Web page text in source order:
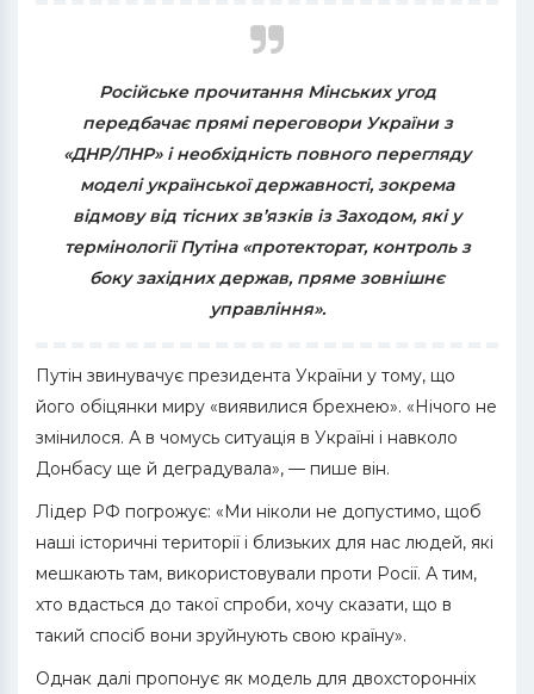
Російське прочитання Мінських угод
передбачає прямі переговори України з
«ДНР/ЛНР» і необхідність повного перегляду
моделі української державності, зокрема
відмову від тісних зв’язків із Заходом, які у
термінології Путіна «протекторат, контроль з
боку західних держав, пряме зовнішнє
управління».
Путін звинувачує президента України у тому, що
його обіцянки миру «виявилися брехнею». «Нічого не
змінилося. А в чомусь ситуація в Україні і навколо
Донбасу ще й деградувала», — пише він.
Лідер РФ погрожує: «Ми ніколи не допустимо, щоб
наші історичні території і близьких для нас людей, які
мешкають там, використовували проти Росії. А тим,
хто вдасться до такої спроби, хочу сказати, що в
такий спосіб вони зруйнують свою країну».
Однак далі пропонує як модель для двохсторонніх